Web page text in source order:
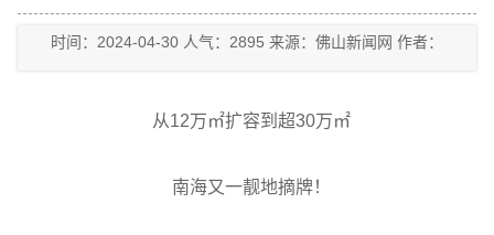
时间：2024-04-30 人气：2895 来源：佛山新闻网 作者：
从12万㎡扩容到超30万㎡
南海又一靓地摘牌！